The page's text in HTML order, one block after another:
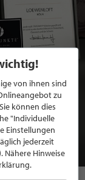
von ihnen sind
zu
können dies
"Individuelle
Einstellungen
jederzeit
Nähere Hinweise